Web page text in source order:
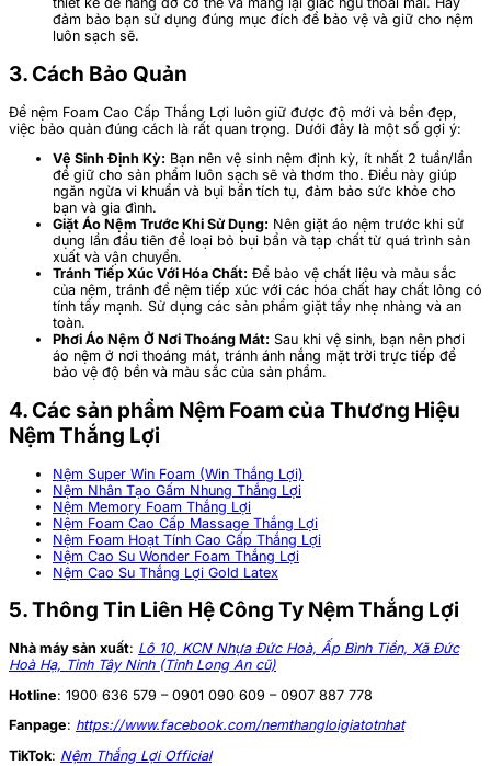
đảm bảo bạn sử dụng đúng mục đích để bảo vệ và giữ cho nệm
luôn sạch sẽ.
3. Cách Bảo Quản
Để nệm Foam Cao Cấp Thắng Lợi luôn giữ được độ mới và bền đẹp,
việc bảo quản đúng cách là rất quan trọng. Dưới đây là một số gợi ý:
Vệ Sinh Định Kỳ: Bạn nên vệ sinh nệm định kỳ, ít nhất 2 tuần/lần
để giữ cho sản phẩm luôn sạch sẽ và thơm tho. Điều này giúp
ngăn ngừa vi khuẩn và bụi bẩn tích tụ, đảm bảo sức khỏe cho
bạn và gia đình.
Giặt Áo Nệm Trước Khi Sử Dụng: Nên giặt áo nệm trước khi sử
dụng lần đầu tiên để loại bỏ bụi bẩn và tạp chất từ quá trình sản
xuất và vận chuyển.
Tránh Tiếp Xúc Với Hóa Chất: Để bảo vệ chất liệu và màu sắc
của nệm, tránh để nệm tiếp xúc với các hóa chất hay chất lỏng có
tính tẩy mạnh. Sử dụng các sản phẩm giặt tẩy nhẹ nhàng và an
toàn.
Phơi Áo Nệm Ở Nơi Thoáng Mát: Sau khi vệ sinh, bạn nên phơi
áo nệm ở nơi thoáng mát, tránh ánh nắng mặt trời trực tiếp để
bảo vệ độ bền và màu sắc của sản phẩm.
4. Các sản phẩm Nệm Foam của Thương Hiệu
Nệm Thắng Lợi
Nệm Super Win Foam (Win Thắng Lợi)
Nệm Nhân Tạo Gấm Nhung Thắng Lợi
Nệm Memory Foam Thắng Lợi
Nệm Foam Cao Cấp Massage Thắng Lợi
Nệm Foam Hoạt Tính Cao Cấp Thắng Lợi
Nệm Cao Su Wonder Foam Thắng Lợi
Nệm Cao Su Thắng Lợi Gold Latex
5. Thông Tin Liên Hệ Công Ty Nệm Thắng Lợi
Nhà máy sản xuất: Lô 10, KCN Nhựa Đức Hoà, Ấp Bình Tiền, Xã Đức
Hoà Hạ, Tỉnh Tây Ninh (Tỉnh Long An cũ)
Hotline: 1900 636 579 – 0901 090 609 – 0907 887 778
Fanpage: https://www.facebook.com/nemthangloigiatotnhat
TikTok: Nệm Thắng Lợi Official